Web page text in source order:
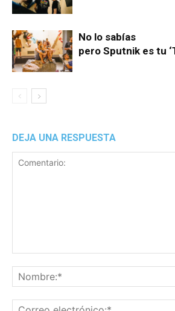
No lo sabías
pero Sputnik es tu
DEJA UNA RESPUESTA